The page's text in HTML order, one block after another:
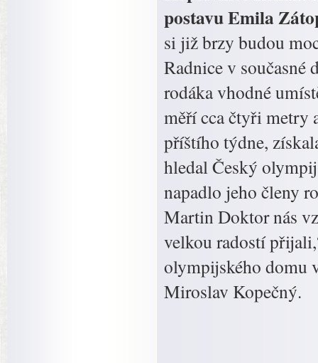
postavu Emila
si již brzy budou
Radnice v současné
rodáka vhodné
měří cca čtyři metry
příštího týdne,
hledal Český
napadlo jeho členy
Martin Doktor nás
velkou radostí
olympijského domu
Miroslav Kopečný.